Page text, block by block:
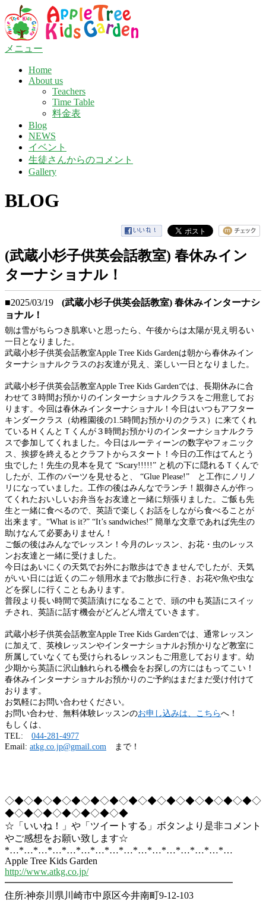
ン
テ
ン
メニュー
Home
About us
Teachers
Time Table
料金表
Blog
NEWS
イベント
生徒さんからのコメント
Gallery
BLOG
(武蔵小杉子供英会話教室) 春休みイン
ターナショナル！
■2025/03/19
(武蔵小杉子供英会話教室) 春休みインターナシ
ョナル！
朝は雪がちらつき肌寒いと思ったら、午後からは太陽が見え明るい
一日となりました。
武蔵小杉子供英会話教室Apple Tree Kids Gardenは朝から春休みイン
ターナショナルクラスのお友達が見え、楽しい一日となりました。
武蔵小杉子供英会話教室Apple Tree Kids Gardenでは、長期休みに合
わせて３時間お預かりのインターナショナルクラスをご用意してお
ります。今回は春休みインターナショナル！今日はいつもアフター
キンダークラス（幼稚園後の1.5時間お預かりのクラス）に来てくれ
ているＨくんとＴくんが３時間お預かりのインターナショナルクラ
スで参加してくれました。今日はルーティーンの数字やフォニック
ス、挨拶を終えるとクラフトからスタート！今日の工作はてんとう
虫でした！先生の見本を見て “Scary!!!!!” と机の下に隠れるＴくんで
したが、工作のパーツを見せると、 “Glue Please!” と工作にノリノ
リになっていました。工作の後はみんなでランチ！親御さんが作っ
てくれたおいしいお弁当をお友達と一緒に頬張りました。ご飯も先
生と一緒に食べるので、英語で楽しくお話をしながら食べることが
出来ます。“What is it?” “It’s sandwiches!” 簡単な文章であれば先生の
助けなんて必要ありません！
ご飯の後はみんなでレッスン！今月のレッスン、お花・虫のレッス
ンお友達と一緒に受けました。
今日はあいにくの天気でお外にお散歩はできませんでしたが、天気
がいい日には近くの二ヶ領用水までお散歩に行き、お花や魚や虫な
どを探しに行くこともあります。
普段より長い時間で英語漬けになることで、頭の中も英語にスイッ
チされ、英語に話す機会がどんどん増えていきます。
武蔵小杉子供英会話教室Apple Tree Kids Gardenでは、通常レッスン
に加えて、英検レッスンやインターナショナルお預かりなど教室に
所属していなくても受けられるレッスンもご用意しております。幼
少期から英語に沢山触れられる機会をお探しの方にはもってこい！
春休みインターナショナルお預かりのご予約はまだまだ受け付けて
おります。
お気軽にお問い合わせください。
お問い合わせ、無料体験レッスンのお申し込みは、こちらへ！
もしくは、
TEL: 044-281-4977
Email: atkg.co.jp@gmail.com まで！
◇◆◇◆◇◆◇◆◇◆◇◆◇◆◇◆◇◆◇◆◇◆◇◆◇◆◇
◆◇◆◇◆◇◆◇◆◇◆◇◆
☆「いいね！」や「ツイートする」ボタンより是非コメント
やご感想をお願い致します☆
*…*…*…*…*…*…*…*…*…*…*…*…*…*…*…*…
Apple Tree Kids Garden
http://www.atkg.co.jp/
━━━━━━━━━━━━━━━━━━━━━━━━
住所:神奈川県川崎市中原区今井南町9-12-103